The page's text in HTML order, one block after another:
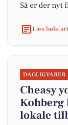
Så er der nyt
Læs hele
DAGLIGVARER
Cheasy
Kohberg
lokale